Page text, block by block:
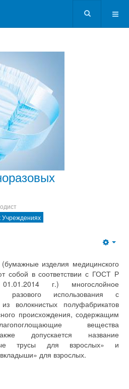
Учреждениях
изделия медицинского
собой в соответствии с ГОСТ Р
г.) многослойное
разового использования с
волокнистых полуфабрикатов
происхождения, содержащим
вещества
допускается название
трусы для взрослых» и
для взрослых.